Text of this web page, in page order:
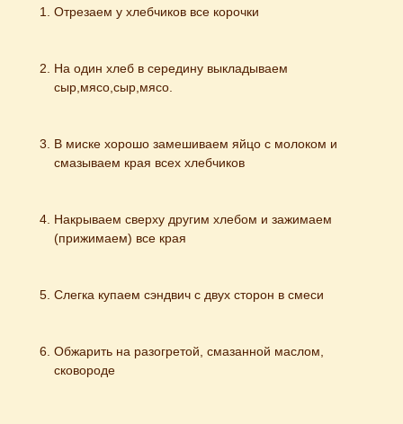
Отрезаем у хлебчиков все корочки
На один хлеб в середину выкладываем
сыр,мясо,сыр,мясо.
В миске хорошо замешиваем яйцо с молоком и
смазываем края всех хлебчиков
Накрываем сверху другим хлебом и зажимаем
(прижимаем) все края
Слегка купаем сэндвич с двух сторон в смеси
Обжарить на разогретой, смазанной маслом,
сковороде